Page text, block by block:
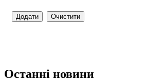
Останні новини